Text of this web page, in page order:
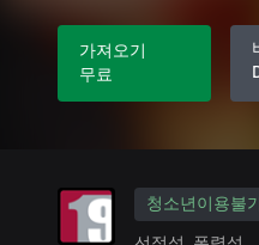
가져오기
무료
청소년이용불